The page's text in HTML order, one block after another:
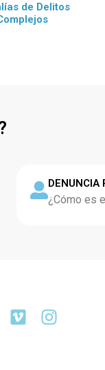
de Delitos
DENUNCIA
¿Cómo es